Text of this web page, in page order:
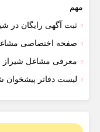
مهم
ثبت آگهی رایگان در
صفحه اختصاصی
معرفی مشاغل شیراز |
لیست دفاتر پیشخوان